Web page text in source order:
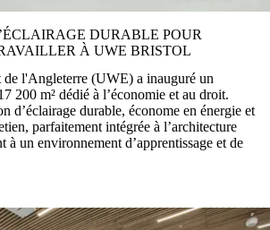
DURABLE POUR
À UWE BRISTOL
l'Angleterre (UWE) a inauguré un
200 m² dédié à l’économie et au droit.
d’éclairage durable, économe en énergie et
parfaitement intégrée à l’architecture
à un environnement d’apprentissage et de